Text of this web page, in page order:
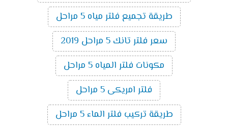
طريقة تجميع فلتر مياه 5 مراحل
سعر فلتر تانك 5 مراحل 2019
مكونات فلتر المياه 5 مراحل
فلتر امريكى 5 مراحل
طريقة تركيب فلتر الماء 5 مراحل